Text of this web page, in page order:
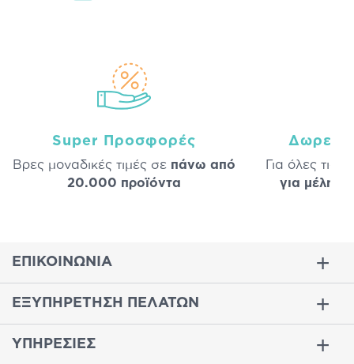
Super Προσφορές
Βρες μοναδικές τιμές σε πάνω από
20.000 προϊόντα
Δωρεάν
Για όλες τις
για μέλη
ΕΠΙΚΟΙΝΩΝΙΑ
ΕΞΥΠΗΡΕΤΗΣΗ ΠΕΛΑΤΩΝ
ΥΠΗΡΕΣΙΕΣ